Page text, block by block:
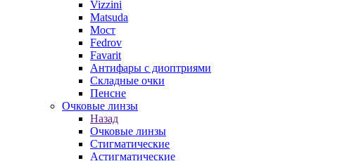
Vizzini
Matsuda
Мост
Fedrov
Favarit
Антифары с диоптриями
Складные очки
Пенсне
Очковые линзы
Назад
Очковые линзы
Стигматические
Астигматические